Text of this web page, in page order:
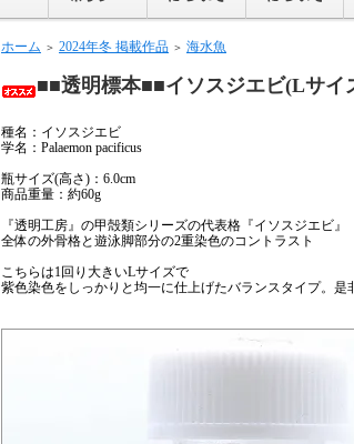
ホーム ＞ 2024年冬 掲載作品 ＞ 海水魚
■■透明標本■■イソスジエビ(Lサ
種名：イソスジエビ
学名：Palaemon pacificus
瓶サイズ(高さ)：6.0cm
商品重量：約60g
『透明工房』の甲殻類シリーズの代表格『イソスジエビ』
全体の外骨格と遊泳脚部分の2重染色のコントラスト
こちらは1回り大きいLサイズで
紫色染色をしっかりと均一に仕上げたバランスタイプ。是